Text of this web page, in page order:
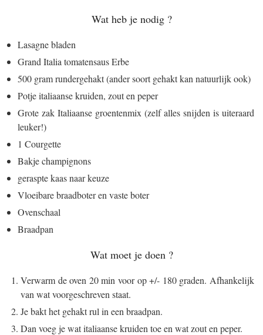
Wat heb je nodig ?
Lasagne bladen
Grand Italia tomatensaus Erbe
500 gram rundergehakt (ander soort gehakt kan natuurlijk ook)
Potje italiaanse kruiden, zout en peper
Grote zak Italiaanse groentenmix (zelf alles snijden is uiteraard
leuker!)
1 Courgette
Bakje champignons
geraspte kaas naar keuze
Vloeibare braadboter en vaste boter
Ovenschaal
Braadpan
Wat moet je doen ?
Verwarm de oven 20 min voor op +/- 180 graden. Afhankelijk
van wat voorgeschreven staat.
Je bakt het gehakt rul in een braadpan.
Dan voeg je wat italiaanse kruiden toe en wat zout en peper.